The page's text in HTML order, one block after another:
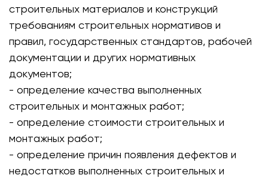
строительных материалов и конструкций
требованиям строительных нормативов и
правил, государственных стандартов, рабочей
документации и других нормативных
документов;
- определение качества выполненных
строительных и монтажных работ;
- определение стоимости строительных и
монтажных работ;
- определение причин появления дефектов и
недостатков выполненных строительных и